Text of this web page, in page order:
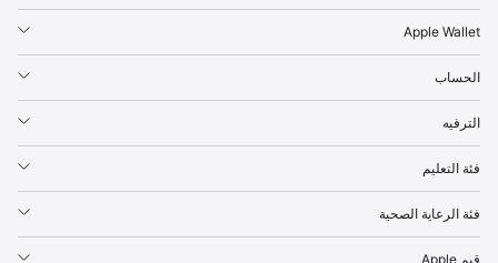
e
Apple Wallet
الحساب
الترفيه
فئة التعليم
فئة الرعاية الصحية
قيم Apple